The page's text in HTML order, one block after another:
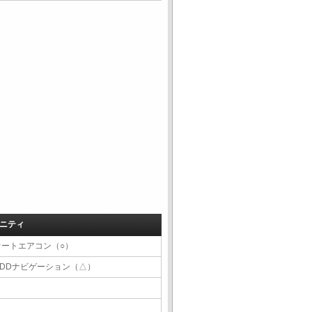
ティ
トエアコン（○）
ナビゲーション（△）